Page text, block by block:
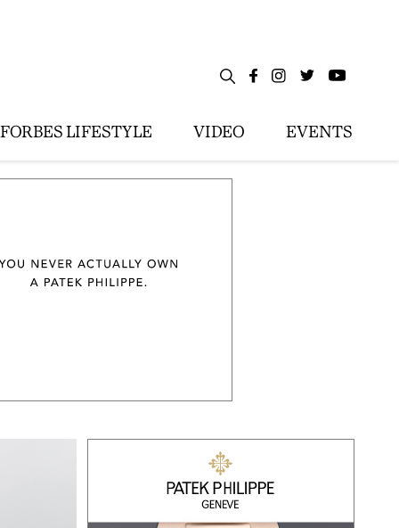
FORBES LIFESTYLE VIDEO EVENTS